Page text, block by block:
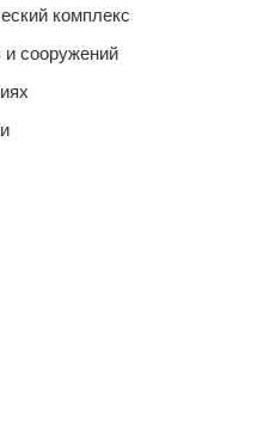
комплекс
и сооружений